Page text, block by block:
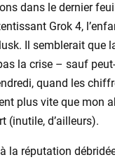
dans le dernier
Grok 4,
Il semblerait que
la crise – sauf
quand les
plus vite que mon
(inutile, d’ailleurs).
la réputation